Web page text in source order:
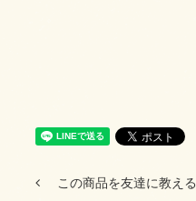
この商品を友達に教える